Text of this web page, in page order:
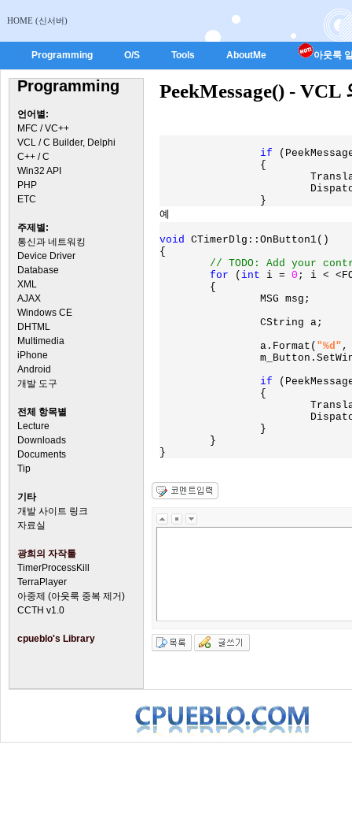
HOME (신서버)
Programming O/S Tools AboutMe 아웃룩
Programming
언어별:
MFC / VC++
VCL / C Builder, Delphi
C++ / C
Win32 API
PHP
ETC
주제별:
통신과 네트워킹
Device Driver
Database
XML
AJAX
Windows CE
DHTML
Multimedia
iPhone
Android
개발 도구
전체 항목별
Lecture
Downloads
Documents
Tip
기타
개발 사이트 링크
자료실
광희의 자작툴
TimerProcessKill
TerraPlayer
아중제 (아웃룩 중복 제거)
CCTH v1.0
cpueblo's Library
PeekMessage() - VCL
if
		}
예
void CTimerDlg::OnButton1()
{
// TODO: Add your
for
( int i = 0 ; i <
		a.Format(
"%d" ,
if